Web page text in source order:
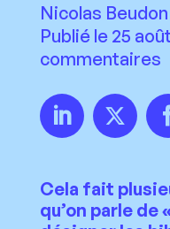
Nicolas Beudon
Publié le 25
commentaires
Cela fait
qu’on parle de